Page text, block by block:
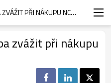
FAKTORY, KTERÉ JE TŘEBA ZVÁŽIT PŘI NÁKUPU NC SERVOPODAVAČE
zvážit při nákupu